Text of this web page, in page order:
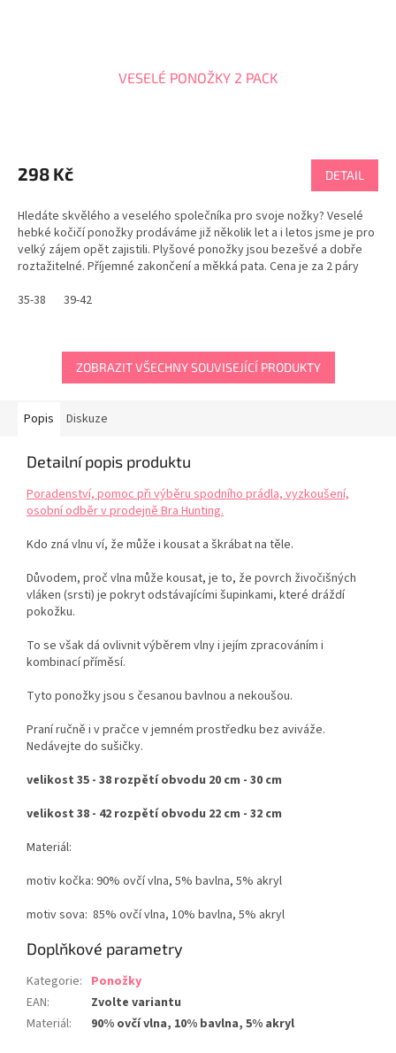
VESELÉ PONOŽKY 2 PACK
produktu
je
z
5
hvězdiček.
298 Kč DETAIL
Hledáte skvělého a veselého společníka pro svoje nožky? Veselé
hebké kočičí ponožky prodáváme již několik let a i letos jsme je pro
velký zájem opět zajistili. Plyšové ponožky jsou bezešvé a dobře
roztažitelné. Příjemné zakončení a měkká pata. Cena je za 2 páry
35-38
39-42
ZOBRAZIT VŠECHNY SOUVISEJÍCÍ PRODUKTY
Popis Diskuze
Detailní popis produktu
Poradenství, pomoc při výběru spodního prádla, vyzkoušení,
osobní odběr v prodejně Bra Hunting.
Kdo zná vlnu ví, že může i kousat a škrábat na těle.
Důvodem, proč vlna může kousat, je to, že povrch živočišných
vláken (srsti) je pokryt odstávajícími šupinkami, které dráždí
pokožku.
To se však dá ovlivnit výběrem vlny i jejím zpracováním i
kombinací příměsí.
Tyto ponožky jsou s česanou bavlnou a nekoušou.
Praní ručně i v pračce v jemném prostředku bez aviváže.
Nedávejte do sušičky.
velikost 35 - 38 rozpětí obvodu 20 cm - 30 cm
velikost 38 - 42 rozpětí obvodu 22 cm - 32 cm
Materiál:
motiv kočka: 90% ovčí vlna, 5% bavlna, 5% akryl
motiv sova: 85% ovčí vlna, 10% bavlna, 5% akryl
Doplňkové parametry
Kategorie: Ponožky
EAN:
Zvolte variantu
Materiál: 90% ovčí vlna, 10% bavlna, 5% akryl